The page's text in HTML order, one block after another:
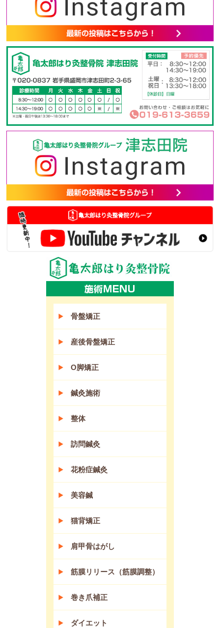
骨盤矯正
産後骨盤矯正
O脚矯正
鍼灸施術
整体
訪問鍼灸
花粉症鍼灸
美容鍼
猫背矯正
肩甲骨はがし
筋膜リリース（筋膜調整）
巻き爪補正
ダイエット